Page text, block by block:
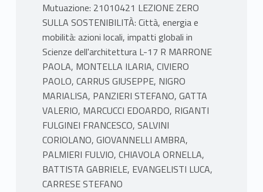
Mutuazione: 21010421 LEZIONE ZERO
SULLA SOSTENIBILITÀ: Città, energia e
mobilità: azioni locali, impatti globali in
Scienze dell'architettura L-17 R MARRONE
PAOLA, MONTELLA ILARIA, CIVIERO
PAOLO, CARRUS GIUSEPPE, NIGRO
MARIALISA, PANZIERI STEFANO, GATTA
VALERIO, MARCUCCI EDOARDO, RIGANTI
FULGINEI FRANCESCO, SALVINI
CORIOLANO, GIOVANNELLI AMBRA,
PALMIERI FULVIO, CHIAVOLA ORNELLA,
BATTISTA GABRIELE, EVANGELISTI LUCA,
CARRESE STEFANO